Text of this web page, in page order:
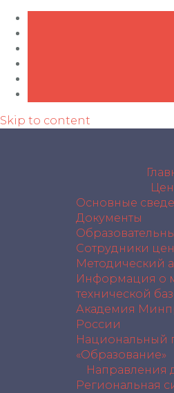
Skip to content
Основные
Документы
Сотрудники
Методический
Информация о
технической
Академия
России
Национальный
«Образование»
Направления
Региональная